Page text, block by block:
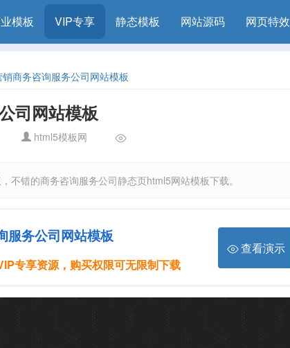
模板 VIP专享 静态模板 网站源码 网页特效
商务咨询服务公司网站模板
司网站模板
html5模板网
不错的商务咨询服务公司静态页html5网站模板下载。
服务公司网站模板
专享资源，购买权限可无限制下载
查看演示